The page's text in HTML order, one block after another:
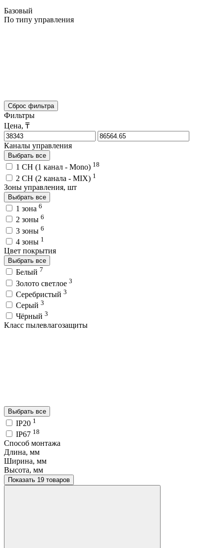
Базовый
По типу управления
Сброс фильтра
Фильтры
Цена, ₸
Каналы управления
Выбрать все
1 CH (1 канал - Mono) 18
2 CH (2 канала - MIX) 1
Зоны управления, шт
Выбрать все
1 зона 6
2 зоны 6
3 зоны 6
4 зоны 1
Цвет покрытия
Выбрать все
Белый 7
Золото светлое 3
Серебристый 3
Серый 3
Чёрный 3
Класс пылевлагозащиты
Выбрать все
IP20 1
IP67 18
Способ монтажа
Длина, мм
Ширина, мм
Высота, мм
Показать 19 товаров